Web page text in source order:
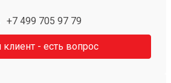
+7 499 705 97 79
- есть вопрос